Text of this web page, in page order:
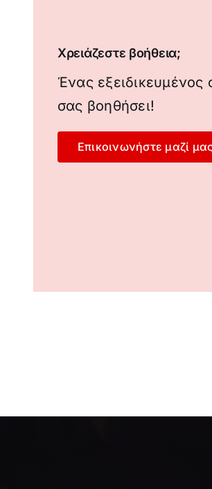
Χρειάζεστε βοήθεια;
Ένας
σας βοηθήσει!
Επικοινωνήστε μαζί